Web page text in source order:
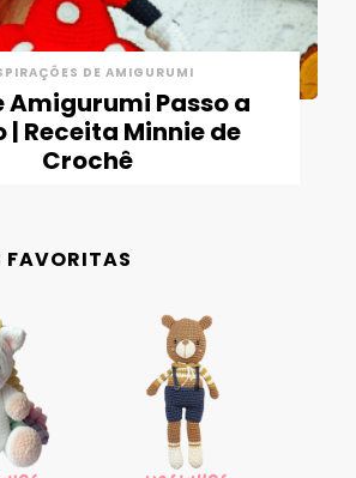
DE AMIGURUMI
Amigurumi Passo a
| Receita Minnie de
Crochê
FAVORITAS